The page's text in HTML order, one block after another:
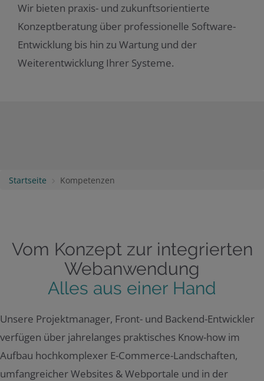
Wir bieten praxis- und zukunftsorientierte
Konzeptberatung über professionelle Software-
Entwicklung bis hin zu Wartung und der
Weiterentwicklung Ihrer Systeme.
Startseite Kompetenzen
Vom Konzept zur integrierten
Webanwendung
Alles aus einer Hand
Unsere Projektmanager, Front- und Backend-Entwickler
verfügen über jahrelanges praktisches Know-how im
Aufbau hochkomplexer E-Commerce-Landschaften,
umfangreicher Websites & Webportale und in der